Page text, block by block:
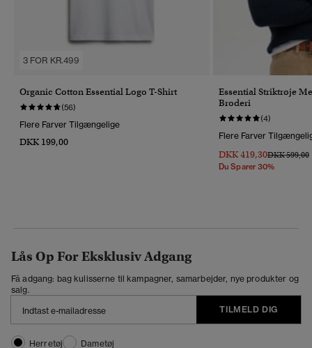
3 FOR KR.499
Organic Cotton Essential Logo T-Shirt
(56)
Flere Farver Tilgængelige
DKK 199,00
Essential Striktrøje
Broderi
(4)
Flere Farver
DKK 419,30Pris Nedsat
DKK 599,00
Du Sparer 30%
Lås Op For Eksklusiv Adgang
Få adgang: bag kulisserne til kampagner, samarbejder, nye produkter og
salg.
TILMELD DIG
Herretøj
Dametøj